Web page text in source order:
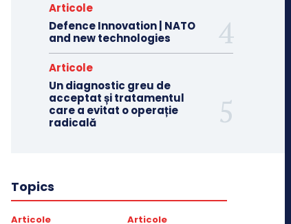
Articole
Defence Innovation | NATO
and new technologies
Articole
Un diagnostic greu de
acceptat și tratamentul
care a evitat o operație
radicală
Topics
Articole Articole